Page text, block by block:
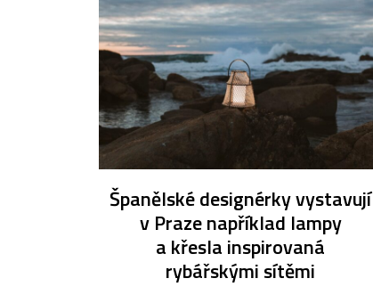
Španělské designérky vystavují
v Praze například lampy
a křesla inspirovaná
rybářskými sítěmi